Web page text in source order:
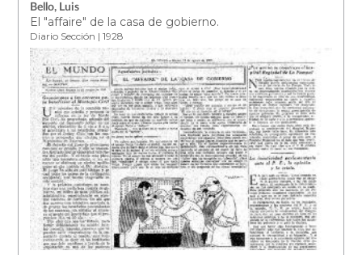
Bello, Luis
El "affaire" de la casa de gobierno.
Diario Sección | 1928